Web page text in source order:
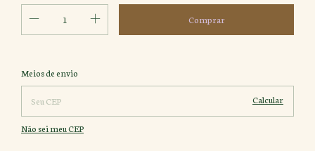
Entregas para o CEP:
Meios de envio
Calcular
Não sei meu CEP